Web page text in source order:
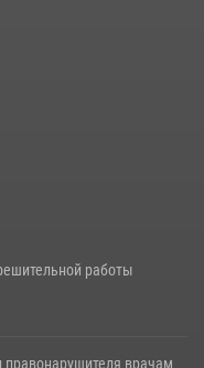
растения
работы
врачам